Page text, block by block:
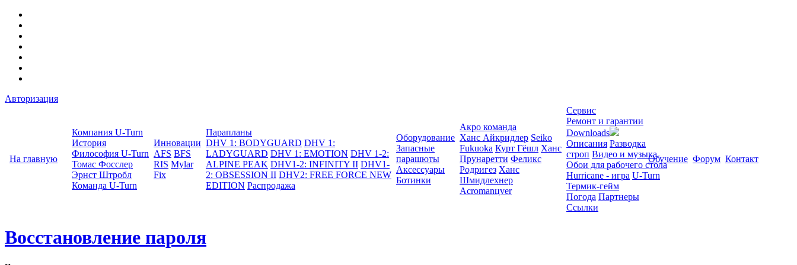
Авторизация
На главную
Компания U-Turn
История
Философия U-Turn
Томас Фосслер
Эрнст Штробл
Команда U-Turn
Инновации
AFS BFS
RIS Mylar
Fix
Парапланы
DHV 1: BODYGUARD DHV 1:
LADYGUARD DHV 1: EMOTION DHV 1-2:
ALPINE PEAK DHV1-2: INFINITY II DHV1-
2: OBSESSION II DHV2: FREE FORCE NEW
EDITION Распродажа
Оборудование
Запасные
парашюты
Аксессуары
Ботинки
Акро команда
Ханс Айкридлер Seiko
Fukuoka Курт Гёшл Ханс
Прунаретти Феликс
Родригез Ханс
Шмидлехнер
Acromanцver
Сервис
Ремонт и гарантии
Downloads
Описания Разводка
строп Видео и музыка
Обои для рабочего стола
Hurricane - игра U-Turn
Термик-гейм
Погода Партнеры
Ссылки
Обучение Форум Контакт
Восстановление пароля